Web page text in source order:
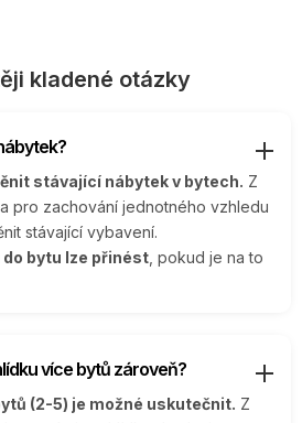
kladené otázky
stávající nábytek v bytech. Z
pro zachování jednotného vzhledu
stávající vybavení.
bytu lze přinést , pokud je na to
více bytů zároveň?
(2-5) je možné uskutečnit. Z